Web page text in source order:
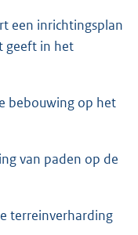
een inrichtingsplan
geeft in het
bebouwing op het
van paden op de
terreinverharding